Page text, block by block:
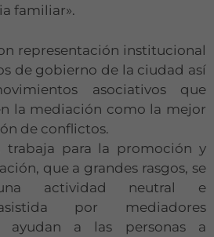
familiar».
representación institucional
de gobierno de la ciudad así
asociativos que
la mediación como la mejor
de conflictos.
trabaja para la promoción y
que a grandes rasgos, se
actividad neutral e
por mediadores
ayudan a las personas a